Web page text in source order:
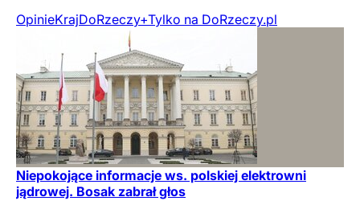
OpinieKrajDoRzeczy+Tylko na DoRzeczy.pl
Niepokojące informacje ws. polskiej elektrowni
jądrowej. Bosak zabrał głos